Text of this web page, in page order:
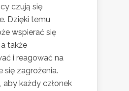
czują się
Dzięki temu
wspierać się
także
i reagować na
się zagrożenia.
aby każdy członek